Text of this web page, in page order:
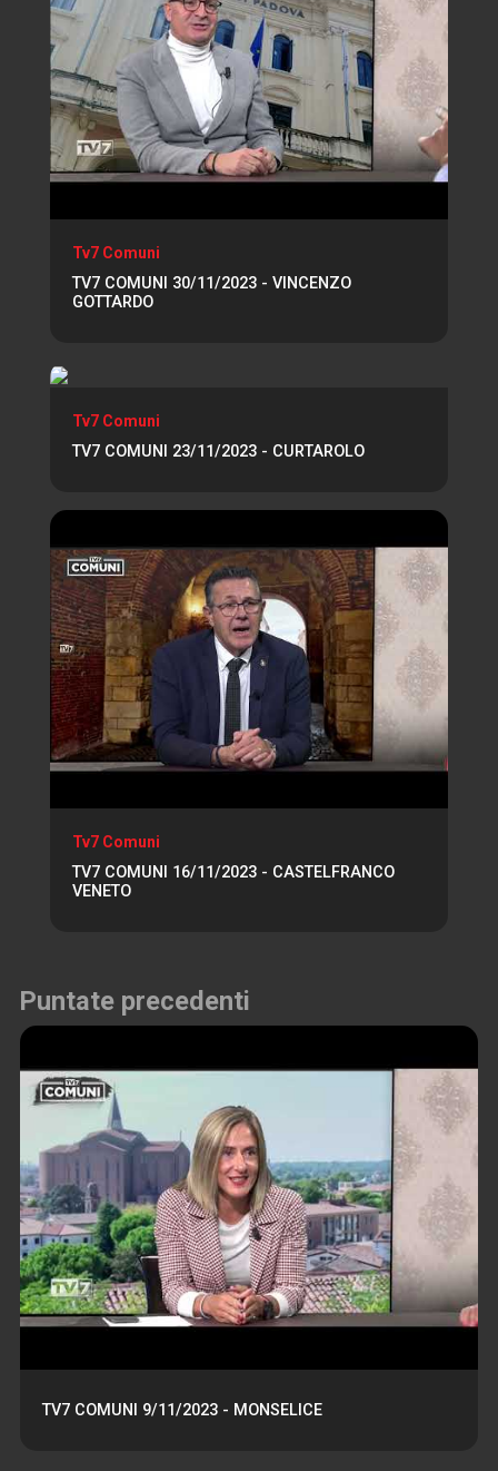
Tv7 Comuni
TV7 COMUNI 30/11/2023 - VINCENZO
GOTTARDO
Tv7 Comuni
TV7 COMUNI 23/11/2023 - CURTAROLO
Tv7 Comuni
TV7 COMUNI 16/11/2023 - CASTELFRANCO
VENETO
Puntate precedenti
TV7 COMUNI 9/11/2023 - MONSELICE